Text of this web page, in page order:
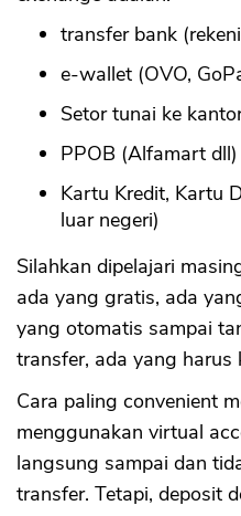
transfer bank
e-wallet (OVO,
Setor tunai ke
PPOB (Alfamart dll)
Kartu Kredit, Kartu
luar negeri)
Silahkan dipelajari
ada yang gratis, ada
yang otomatis sampai
transfer, ada yang harus
Cara paling convenient
menggunakan virtual
langsung sampai dan
transfer. Tetapi, deposit